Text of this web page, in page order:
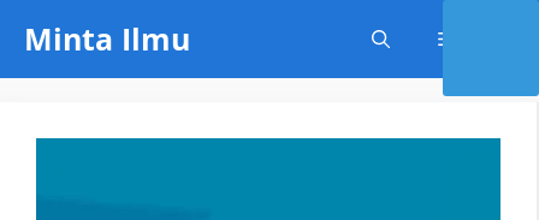
content
Minta Ilmu